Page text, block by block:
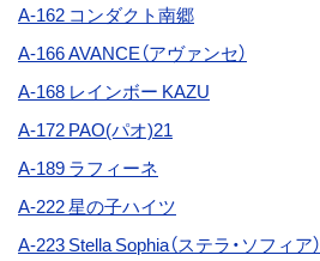
A-162 コンダクト南郷
A-166 AVANCE（アヴァンセ）
A-168 レインボー KAZU
A-172PAO(パオ)21
A-189 ラフィーネ
A-222星の子ハイツ
A-223 Stella Sophia（ステラ・ソフィア）